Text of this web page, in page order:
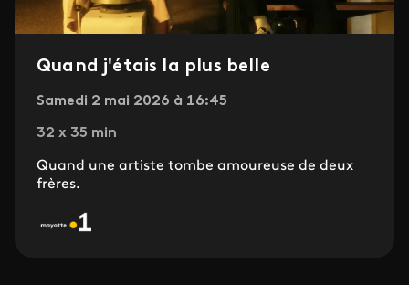
Quand j'étais la plus belle
Samedi 2 mai 2026 à 16:45
32 x 35 min
Quand une artiste tombe amoureuse de deux
frères.